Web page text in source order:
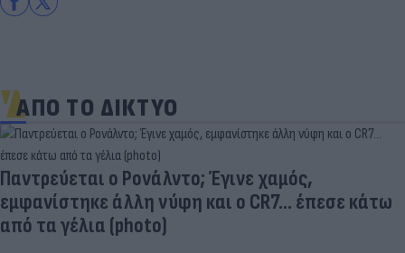
ΑΠΟ ΤΟ ΔΙΚΤΥΟ
Παντρεύεται ο Ρονάλντο; Έγινε χαμός,
εμφανίστηκε άλλη νύφη και ο CR7… έπεσε κάτω
από τα γέλια (photo)